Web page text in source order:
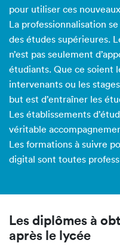
pour utiliser ces
La professionnalisation
des études supérieures.
n’est pas seulement
étudiants. Que ce soient
intervenants ou les
but est d’entraîner les
Les établissements
véritable
Les formations à suivre
digital sont toutes
Les diplômes à
après le lycée